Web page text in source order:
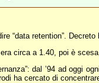
“data retention”.
circa a 1.40, poi è
dal ’94 ad oggi
ha cercato di